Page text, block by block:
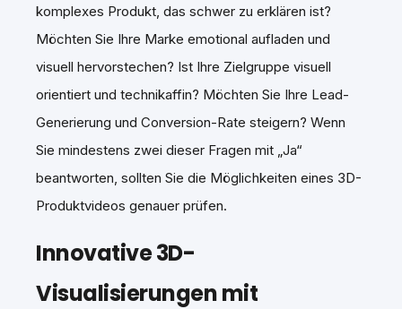
komplexes Produkt, das schwer zu erklären ist?
Möchten Sie Ihre Marke emotional aufladen und
visuell hervorstechen? Ist Ihre Zielgruppe visuell
orientiert und technikaffin? Möchten Sie Ihre Lead-
Generierung und Conversion-Rate steigern? Wenn
Sie mindestens zwei dieser Fragen mit „Ja“
beantworten, sollten Sie die Möglichkeiten eines 3D-
Produktvideos genauer prüfen.
Innovative 3D-
Visualisierungen mit